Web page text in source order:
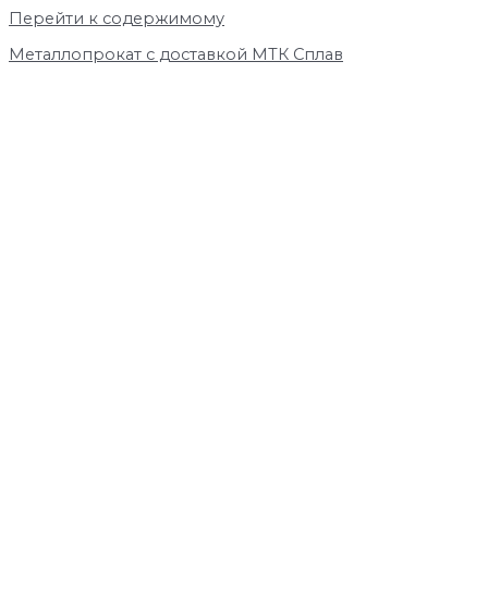
Перейти к содержимому
Металлопрокат с доставкой МТК Сплав